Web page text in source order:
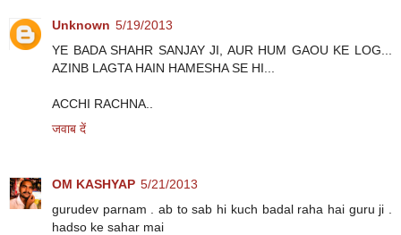
Unknown 5/19/2013
YE BADA SHAHR SANJAY JI, AUR HUM GAOU KE LOG...
AZINB LAGTA HAIN HAMESHA SE HI...
ACCHI RACHNA..
जवाब दें
OM KASHYAP 5/21/2013
gurudev parnam . ab to sab hi kuch badal raha hai guru ji .
hadso ke sahar mai